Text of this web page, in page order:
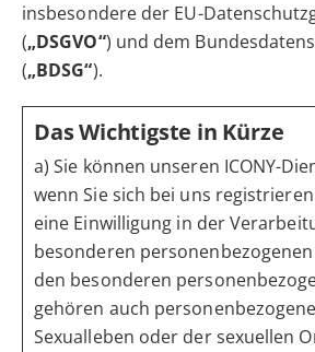
insbesondere der EU-
(„DSGVO“) und dem
(„BDSG“).
Das Wichtigste in Kürze
a) Sie können unseren ICONY-
wenn Sie sich bei uns
eine Einwilligung in der
besonderen
den besonderen
gehören auch
Sexualleben oder der sexuellen